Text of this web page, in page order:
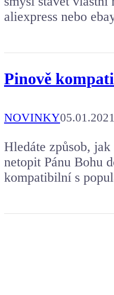
aliexpress nebo
Pinově
NOVINKY05.01.2021
Hledáte způsob,
netopit Pánu Bohu
kompatibilní s